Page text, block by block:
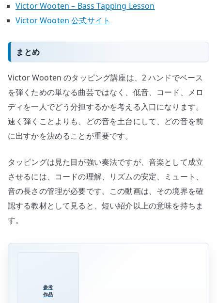
Victor Wooten – Bass Tapping Lesson
Victor Wooten 公式サイト
まとめ
Victor Wooten のタッピング講座は、2 ハンドでベース
を弾くための単なる曲芸ではなく、低音、コード、メロ
ディを一人でどう分担するかを考える入口になります。
速く弾くことよりも、どの音を土台にして、どの音を前
に出すかを決めることが重要です。
タッピングは見た目が強い奏法ですが、音楽として成立
させるには、コードの理解、リズムの安定、ミュート、
音の長さの管理が必要です。この動画は、その境界を確
認する教材として見ると、短い紹介以上の意味を持ちま
す。
参考
作品